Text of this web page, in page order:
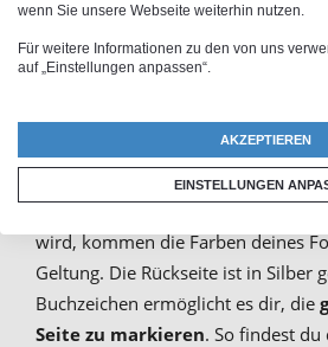
Das Foto-Lesezeichen ist bei uns in
Größen erhältlich. Du kannst beide
individuell selbst gestalten und mit
eigenem Motiv ist sehr robust und
intensiven Farben und derhohen
Da das gewählte Bild auf die weiße
wird, kommen die Farben deines
Geltung. Die Rückseite ist in Silber
Buchzeichen ermöglicht es dir, die
Seite zu markieren. So findest
wenn Sie unsere Webseite weiterhin nutzen.
Für weitere Informationen zu den von uns
auf „Einstellungen anpassen“.
AKZEPTIEREN
EINSTELLUNGEN